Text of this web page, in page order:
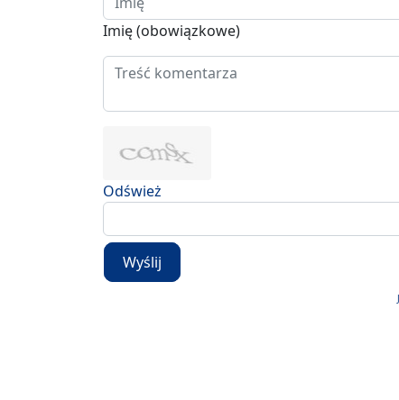
Imię (obowiązkowe)
Odśwież
Wyślij